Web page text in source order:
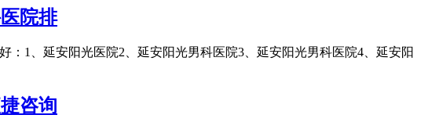
院排
1、延安阳光医院2、延安阳光男科医院3、延安阳光男科医院4、延安阳
咨询